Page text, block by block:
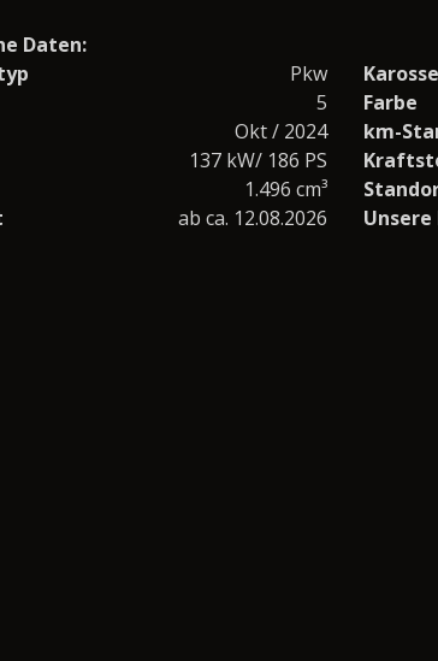
Daten:
Pkw
5 Farbe
Okt / 2024 km-
137 kW/ 186 PS
1.496 cm³
ab ca. 12.08.2026